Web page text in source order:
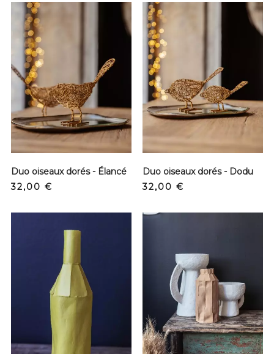
Duo oiseaux dorés - Élancé
Prix
32,00 €
Duo oiseaux dorés - Dodu
Prix
32,00 €